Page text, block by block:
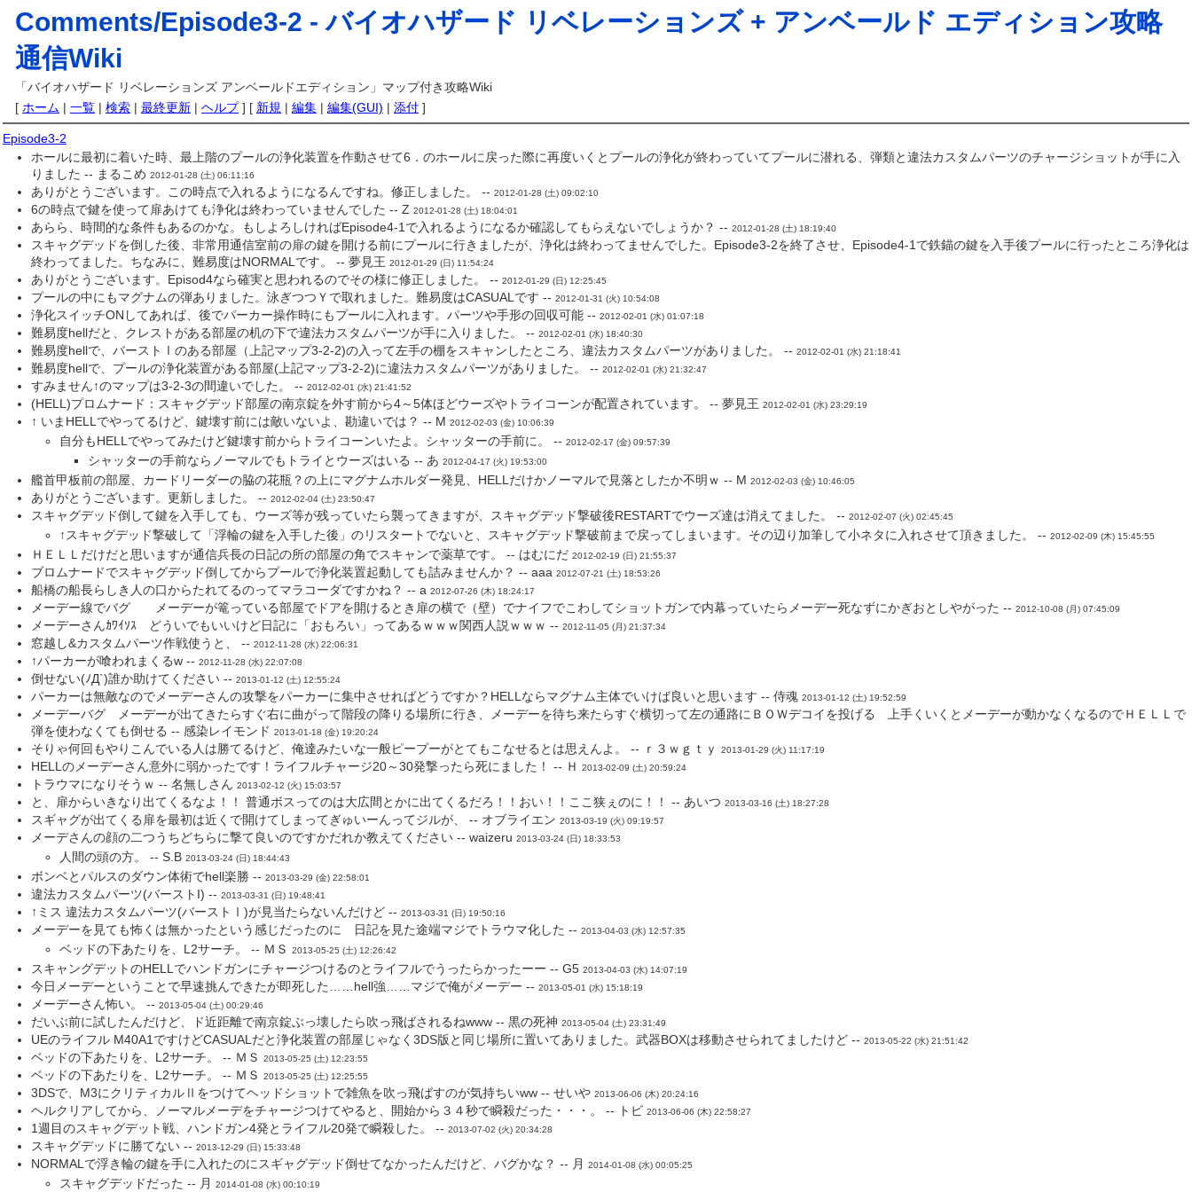
Comments/Episode3-2 -バイオハザード リベレーションズ + アンベールド エディション攻略
通信Wiki
「バイオハザード リベレーションズ アンベールドエディション」マップ付き攻略Wiki
[ ホーム | 一覧 | 検索 | 最終更新 | ヘルプ] [ 新規 | 編集 | 編集(GUI) | 添付 ]
Episode3-2
ホールに最初に着いた時、最上階のプールの浄化装置を作動させて6．のホールに戻った際に再度いくとプールの浄化が終わっていてプールに潜れる、弾類と違法カスタムパーツのチャージショットが手に入
りました -- まるこめ 2012-01-28 (土) 06:11:16
ありがとうございます。この時点で入れるようになるんですね。修正しました。 -- 2012-01-28 (土) 09:02:10
6の時点で鍵を使って扉あけても浄化は終わっていませんでした -- Z 2012-01-28 (土) 18:04:01
あらら、時間的な条件もあるのかな。もしよろしければEpisode4-1で入れるようになるか確認してもらえないでしょうか？ -- 2012-01-28 (土) 18:19:40
スキャグデッドを倒した後、非常用通信室前の扉の鍵を開ける前にプールに行きましたが、浄化は終わってませんでした。Episode3-2を終了させ、Episode4-1で鉄錨の鍵を入手後プールに行ったところ浄化は
終わってました。ちなみに、難易度はNORMALです。 -- 夢見王 2012-01-29 (日) 11:54:24
ありがとうございます。Episod4なら確実と思われるのでその様に修正しました。 -- 2012-01-29 (日) 12:25:45
プールの中にもマグナムの弾ありました。泳ぎつつＹで取れました。難易度はCASUALです -- 2012-01-31 (火) 10:54:08
浄化スイッチONしてあれば、後でパーカー操作時にもプールに入れます。パーツや手形の回収可能 -- 2012-02-01 (水) 01:07:18
難易度hellだと、クレストがある部屋の机の下で違法カスタムパーツが手に入りました。 -- 2012-02-01 (水) 18:40:30
難易度hellで、バーストⅠのある部屋（上記マップ3-2-2)の入って左手の棚をスキャンしたところ、違法カスタムパーツがありました。 -- 2012-02-01 (水) 21:18:41
難易度hellで、プールの浄化装置がある部屋(上記マップ3-2-2)に違法カスタムパーツがありました。 -- 2012-02-01 (水) 21:32:47
すみません↑のマップは3-2-3の間違いでした。 -- 2012-02-01 (水) 21:41:52
(HELL)プロムナード：スキャグデッド部屋の南京錠を外す前から4～5体ほどウーズやトライコーンが配置されています。 -- 夢見王 2012-02-01 (水) 23:29:19
↑ いまHELLでやってるけど、鍵壊す前には敵いないよ、勘違いでは？ -- M 2012-02-03 (金) 10:06:39
自分もHELLでやってみたけど鍵壊す前からトライコーンいたよ。シャッターの手前に。 -- 2012-02-17 (金) 09:57:39
シャッターの手前ならノーマルでもトライとウーズはいる -- あ 2012-04-17 (火) 19:53:00
艦首甲板前の部屋、カードリーダーの脇の花瓶？の上にマグナムホルダー発見、HELLだけかノーマルで見落としたか不明ｗ -- M 2012-02-03 (金) 10:46:05
ありがとうございます。更新しました。 -- 2012-02-04 (土) 23:50:47
スキャグデッド倒して鍵を入手しても、ウーズ等が残っていたら襲ってきますが、スキャグデッド撃破後RESTARTでウーズ達は消えてました。 -- 2012-02-07 (火) 02:45:45
↑スキャグデッド撃破して「浮輪の鍵を入手した後」のリスタートでないと、スキャグデッド撃破前まで戻ってしまいます。その辺り加筆して小ネタに入れさせて頂きました。 -- 2012-02-09 (木) 15:45:55
ＨＥＬＬだけだと思いますが通信兵長の日記の所の部屋の角でスキャンで薬草です。 -- はむにだ 2012-02-19 (日) 21:55:37
ブロムナードでスキャグデッド倒してからプールで浄化装置起動しても詰みませんか？ -- aaa 2012-07-21 (土) 18:53:26
船橋の船長らしき人の口からたれてるのってマラコーダですかね？ -- a 2012-07-26 (木) 18:24:17
メーデー線でバグ メーデーが篭っている部屋でドアを開けるとき扉の横で（壁）でナイフでこわしてショットガンで内幕っていたらメーデー死なずにかぎおとしやがった -- 2012-10-08 (月) 07:45:09
メーデーさんｶﾜｲｿｽ どういでもいいけど日記に「おもろい」ってあるｗｗｗ関西人説ｗｗｗ -- 2012-11-05 (月) 21:37:34
窓越し&カスタムパーツ作戦使うと、 -- 2012-11-28 (水) 22:06:31
↑パーカーが喰われまくるw -- 2012-11-28 (水) 22:07:08
倒せない(ﾉД`)誰か助けてください -- 2013-01-12 (土) 12:55:24
パーカーは無敵なのでメーデーさんの攻撃をパーカーに集中させればどうですか？HELLならマグナム主体でいけば良いと思います -- 侍魂 2013-01-12 (土) 19:52:59
メーデーバグ メーデーが出てきたらすぐ右に曲がって階段の降りる場所に行き、メーデーを待ち来たらすぐ横切って左の通路にＢＯＷデコイを投げる 上手くいくとメーデーが動かなくなるのでＨＥＬＬで
弾を使わなくても倒せる -- 感染レイモンド 2013-01-18 (金) 19:20:24
そりゃ何回もやりこんでいる人は勝てるけど、俺達みたいな一般ピープーがとてもこなせるとは思えんよ。 -- ｒ３ｗｇｔｙ 2013-01-29 (火) 11:17:19
HELLのメーデーさん意外に弱かったです！ライフルチャージ20～30発撃ったら死にました！ -- Ｈ 2013-02-09 (土) 20:59:24
トラウマになりそうｗ -- 名無しさん 2013-02-12 (火) 15:03:57
と、扉からいきなり出てくるなよ！！ 普通ボスってのは大広間とかに出てくるだろ！！おい！！ここ狭ぇのに！！ -- あいつ 2013-03-16 (土) 18:27:28
スギャグが出てくる扉を最初は近くで開けてしまってぎゅいーんってジルが、 -- オブライエン 2013-03-19 (火) 09:19:57
メーデさんの顔の二つうちどちらに撃て良いのですかだれか教えてください -- waizeru 2013-03-24 (日) 18:33:53
人間の頭の方。 -- S.B 2013-03-24 (日) 18:44:43
ボンベとパルスのダウン体術でhell楽勝 -- 2013-03-29 (金) 22:58:01
違法カスタムパーツ(バーストI) -- 2013-03-31 (日) 19:48:41
↑ミス 違法カスタムパーツ(バーストⅠ)が見当たらないんだけど -- 2013-03-31 (日) 19:50:16
メーデーを見ても怖くは無かったという感じだったのに 日記を見た途端マジでトラウマ化した -- 2013-04-03 (水) 12:57:35
ベッドの下あたりを、L2サーチ。 -- ＭＳ 2013-05-25 (土) 12:26:42
スキャングデットのHELLでハンドガンにチャージつけるのとライフルでうったらかったーー -- G5 2013-04-03 (水) 14:07:19
今日メーデーということで早速挑んできたが即死した……hell強……マジで俺がメーデー -- 2013-05-01 (水) 15:18:19
メーデーさん怖い。 -- 2013-05-04 (土) 00:29:46
だいぶ前に試したんだけど、ド近距離で南京錠ぶっ壊したら吹っ飛ばされるねwww -- 黒の死神 2013-05-04 (土) 23:31:49
UEのライフル M40A1ですけどCASUALだと浄化装置の部屋じゃなく3DS版と同じ場所に置いてありました。武器BOXは移動させられてましたけど -- 2013-05-22 (水) 21:51:42
ベッドの下あたりを、L2サーチ。 -- ＭＳ 2013-05-25 (土) 12:23:55
ベッドの下あたりを、L2サーチ。 -- ＭＳ 2013-05-25 (土) 12:25:55
3DSで、M3にクリティカルⅡをつけてヘッドショットで雑魚を吹っ飛ばすのが気持ちいww -- せいや 2013-06-06 (木) 20:24:16
ヘルクリアしてから、ノーマルメーデをチャージつけてやると、開始から３４秒で瞬殺だった・・・。 -- トビ 2013-06-06 (木) 22:58:27
1週目のスキャグデット戦、ハンドガン4発とライフル20発で瞬殺した。 -- 2013-07-02 (火) 20:34:28
スキャグデッドに勝てない -- 2013-12-29 (日) 15:33:48
NORMALで浮き輪の鍵を手に入れたのにスギャグデッド倒せてなかったんだけど、バグかな？ -- 月 2014-01-08 (水) 00:05:25
スキャグデッドだった -- 月 2014-01-08 (水) 00:10:19